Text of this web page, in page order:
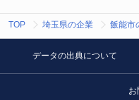
TOP 埼玉県の企業 飯能市
データの出典について
お